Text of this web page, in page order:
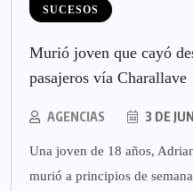
SUCESOS
Murió joven que cayó
pasajeros vía Charallave
AGENCIAS 3 DE
Una joven de 18 años,
murió a principios de